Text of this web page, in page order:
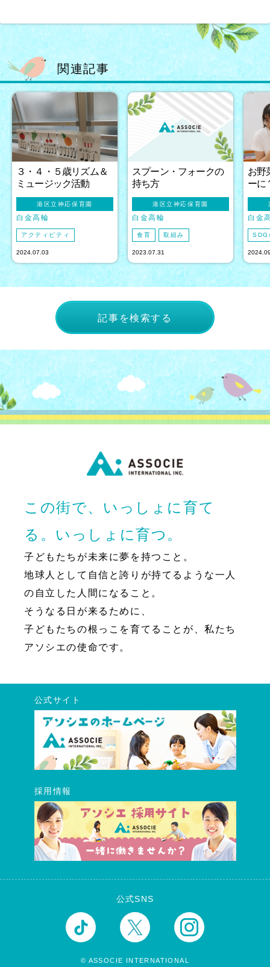
関連記事
３・４・５歳リズム＆
ミュージック活動
港区立神応保育園
白金高輪
アクティビティ
2024.07.03
スプーン・フォークの
持ち方
港区立神応保育園
白金高輪
食育 取組み
2023.07.31
お野
ーに
白金
記事を検索する
この街で、いっしょに育て
る。いっしょに育つ。
子どもたちが未来に夢を持つこと。
地球人として自信と誇りが持てるような一人
の自立した人間になること。
そうなる日が来るために、
子どもたちの根っこを育てることが、私たち
アソシエの使命です。
公式サイト
採用情報
公式SNS
© ASSOCIE INTERNATIONAL